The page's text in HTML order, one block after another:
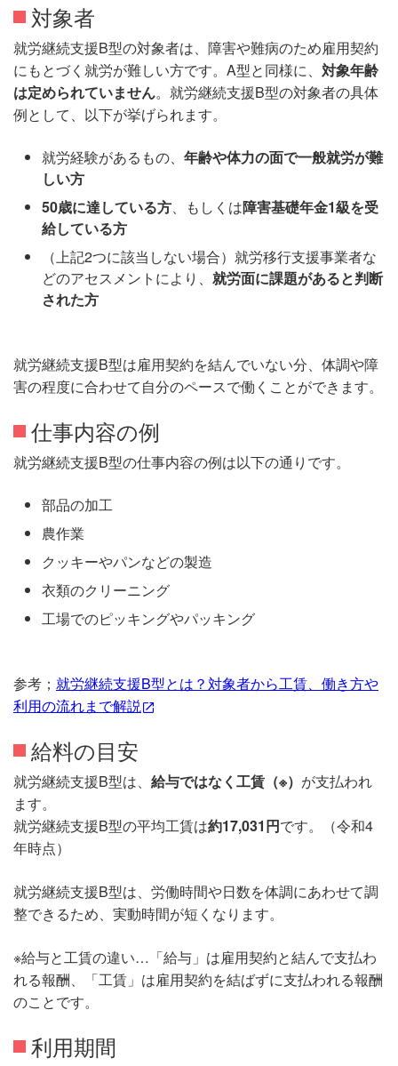
対象者
就労継続支援B型の対象者は、障害や難病のため雇用契約
にもとづく就労が難しい方です。A型と同様に、 対象年齢
は定められていません。就労継続支援B型の対象者の具体
例として、以下が挙げられます。
就労経験があるもの、 年齢や体力の面で一般就労が難
しい方
50歳に達している方、もしくは障害基礎年金1級を受
給している方
（上記2つに該当しない場合）就労移行支援事業者な
どのアセスメントにより、 就労面に課題があると判断
された方
就労継続支援B型は雇用契約を結んでいない分、体調や障
害の程度に合わせて自分のペースで働くことができます。
仕事内容の例
就労継続支援B型の仕事内容の例は以下の通りです。
部品の加工
農作業
クッキーやパンなどの製造
衣類のクリーニング
工場でのピッキングやパッキング
参考； 就労継続支援B型とは？対象者から工賃、働き方や
利用の流れまで解説
給料の目安
就労継続支援B型は、 給与ではなく工賃（※） が支払われ
ます。
就労継続支援B型の平均工賃は約17,031円です。（令和4
年時点）
就労継続支援B型は、労働時間や日数を体調にあわせて調
整できるため、実動時間が短くなります。
※給与と工賃の違い…「給与」は雇用契約と結んで支払わ
れる報酬、「工賃」は雇用契約を結ばずに支払われる報酬
のことです。
利用期間